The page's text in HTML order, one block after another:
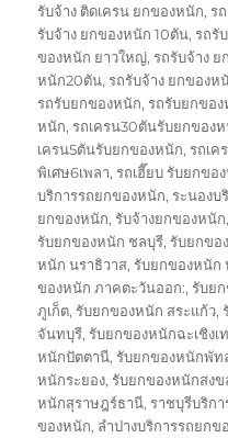
รับจ้าง ติดเครน ยกของหนัก,ร
รับจ้าง ยกของหนัก 10ตัน,รถรั
ของหนัก ยาวใหญ่,รถรับจ้าง
หนัก20ตัน,รถรับจ้าง ยกของห
รถรับยกของหนัก,รถรับยกขอ
หนัก,รถเครน30ตันรับยกของ
เครน5ตันรับยกของหนัก,รถเค
พิเศษ6เพลา,รถเฮี๊ยบ รับยกขอ
บริการรถยกของหนัก,ระนองบ
ยกของหนัก,รับจ้างยกของหนัก
รับยกของหนัก ชลบุรี,รับยกขอ
หนัก นราธิวาส,รับยกของหนัก
ของหนัก ภาคตะวันออก:,รับย
ภูเก็ต,รับยกของหนัก สระแก้ว,
จันทบุรี,รับยกของหนักฉะเชิงเ
หนักปัตตานี,รับยกของหนักพัท
หนักระยอง,รับยกของหนักสงข
หนักสุราษฎร์ธานี,ราชบุรีบริก
ของหนัก, ลำปางบริการรถยกข